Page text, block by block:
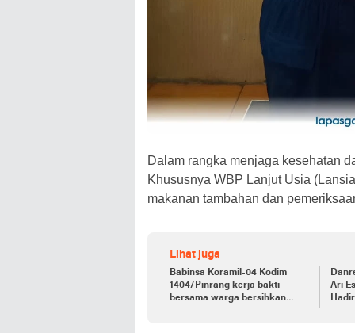
Dalam rangka menjaga kesehatan
Khususnya WBP Lanjut Usia
makanan tambahan dan
Lihat juga
Babinsa Koramil-04 Kodim
1404/Pinrang kerja bakti
bersama warga bersihkan
Ari